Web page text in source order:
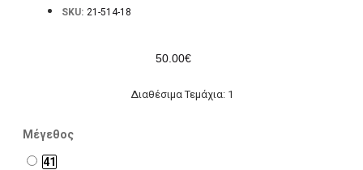
SKU: 21-514-18
50.00€
Διαθέσιμα Τεμάχια: 1
Μέγεθος
41